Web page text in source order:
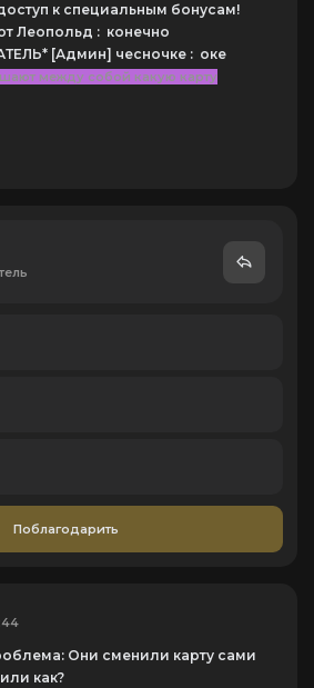
к специальным бонусам!
Леопольд : конечно
[Админ] чесночке : оке
между собой какую карту
Поблагодарить
Они сменили карту сами
как?